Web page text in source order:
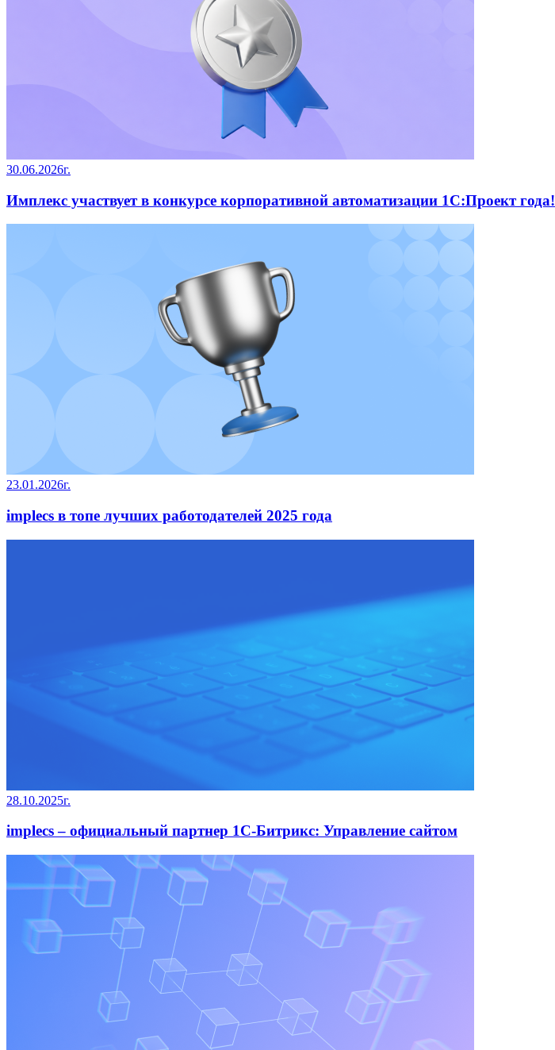
30.06.2026г.
Имплекс участвует в конкурсе корпоративной автоматизации 1С:Проект года!
23.01.2026г.
implecs в топе лучших работодателей 2025 года
28.10.2025г.
implecs – официальный партнер 1С-Битрикс: Управление сайтом